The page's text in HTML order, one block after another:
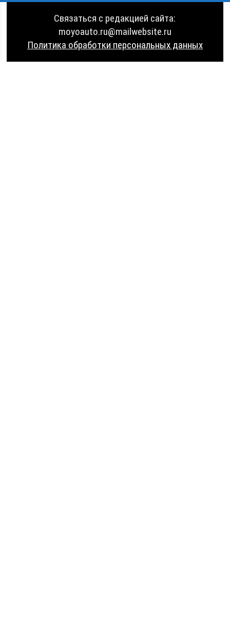
Связаться с редакцией сайта:
moyoauto.ru@mailwebsite.ru
Политика обработки персональных данных